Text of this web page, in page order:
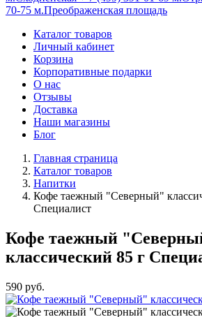
70-75 м.Преображенская площадь
Каталог товаров
Личный кабинет
Корзина
Корпоративные подарки
О нас
Отзывы
Доставка
Наши магазины
Блог
Главная страница
Каталог товаров
Напитки
Кофе таежный "Северный"
Специалист
Кофе таежный
классический 85 г
590 руб.